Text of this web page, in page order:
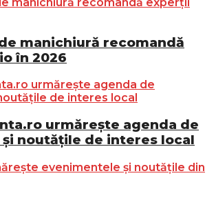
manichiură recomandă
în 2026
urmărește agenda de
noutățile de interes local